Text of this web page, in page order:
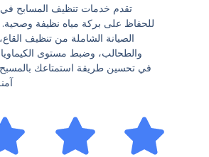
تقدم خدمات تنظيف المسابح في
للحفاظ على بركة مياه نظيفة وصحية.
الصيانة الشاملة من تنظيف
والطحالب، وضبط مستوى
في تحسين طريقة استمتاعك